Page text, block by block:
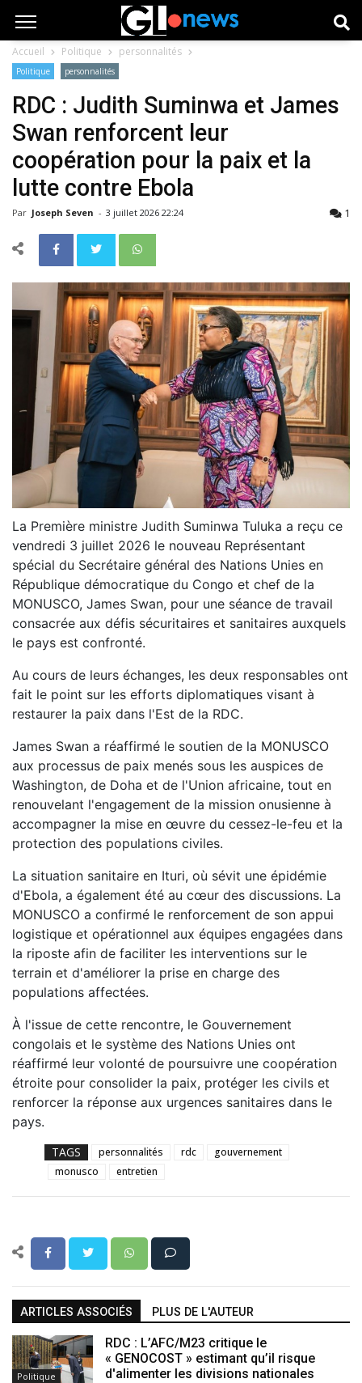
Accueil Politique personnalités
Politique personnalités
RDC : Judith Suminwa et James
Swan renforcent leur
coopération pour la paix et la
lutte contre Ebola
Par Joseph Seven - 3 juillet 2026 22:24 1
La Première ministre Judith Suminwa Tuluka a reçu ce
vendredi 3 juillet 2026 le nouveau Représentant
spécial du Secrétaire général des Nations Unies en
République démocratique du Congo et chef de la
MONUSCO, James Swan, pour une séance de travail
consacrée aux défis sécuritaires et sanitaires auxquels
le pays est confronté.
Au cours de leurs échanges, les deux responsables ont
fait le point sur les efforts diplomatiques visant à
restaurer la paix dans l'Est de la RDC.
James Swan a réaffirmé le soutien de la MONUSCO
aux processus de paix menés sous les auspices de
Washington, de Doha et de l'Union africaine, tout en
renouvelant l'engagement de la mission onusienne à
accompagner la mise en œuvre du cessez-le-feu et la
protection des populations civiles.
La situation sanitaire en Ituri, où sévit une épidémie
d'Ebola, a également été au cœur des discussions. La
MONUSCO a confirmé le renforcement de son appui
logistique et opérationnel aux équipes engagées dans
la riposte afin de faciliter les interventions sur le
terrain et d'améliorer la prise en charge des
populations affectées.
À l'issue de cette rencontre, le Gouvernement
congolais et le système des Nations Unies ont
réaffirmé leur volonté de poursuivre une coopération
étroite pour consolider la paix, protéger les civils et
renforcer la réponse aux urgences sanitaires dans le
pays.
TAGS personnalités rdc
gouvernement
monusco
entretien
ARTICLES ASSOCIÉS PLUS DE L'AUTEUR
Politique
RDC : L’AFC/M23 critique le
« GENOCOST » estimant qu’il risque
d'alimenter les divisions nationales